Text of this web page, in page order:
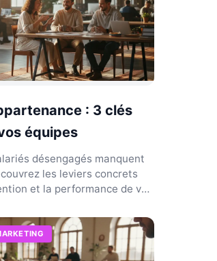
: 3 clés
équipes
désengagés manquent
les leviers concrets
et la performance de vos